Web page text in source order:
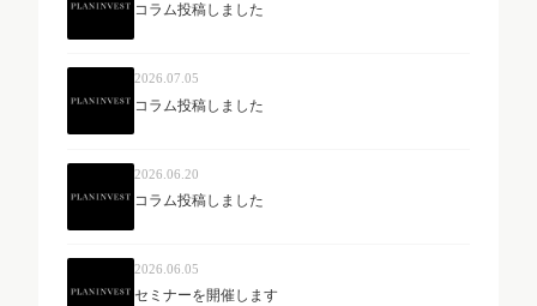
コラム投稿しました
2026.07.05
コラム投稿しました
2026.06.20
コラム投稿しました
2026.06.05
セミナーを開催します